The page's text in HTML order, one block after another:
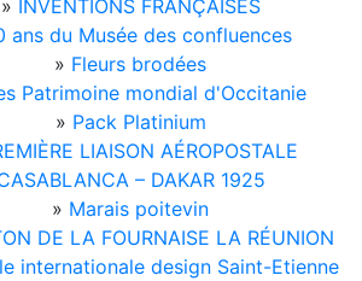
» INVENTIONS FRANÇAISES
ans du Musée des confluences
» Fleurs brodées
Patrimoine mondial d'Occitanie
» Pack Platinium
LIAISON AÉROPOSTALE
– DAKAR 1925
» Marais poitevin
DE LA FOURNAISE LA RÉUNION
internationale design Saint-Etienne